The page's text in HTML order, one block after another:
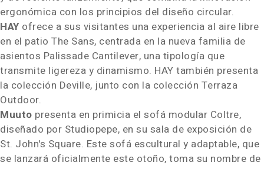
ergonómica con los principios del diseño circular.
HAY ofrece a sus visitantes una experiencia al aire libre
en el patio The Sans, centrada en la nueva familia de
asientos Palissade Cantilever, una tipología que
transmite ligereza y dinamismo. HAY también presenta
la colección Deville, junto con la colección Terraza
Outdoor.
Muuto presenta en primicia el sofá modular Coltre,
diseñado por Studiopepe, en su sala de exposición de
St. John's Square. Este sofá escultural y adaptable, que
se lanzará oficialmente este otoño, toma su nombre de